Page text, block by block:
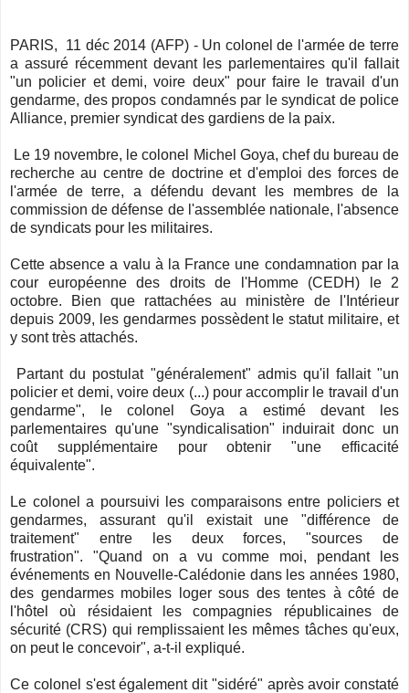
PARIS, 11 déc 2014 (AFP) - Un colonel de l'armée de terre
a assuré récemment devant les parlementaires qu'il fallait
"un policier et demi, voire deux" pour faire le travail d'un
gendarme, des propos condamnés par le syndicat de police
Alliance, premier syndicat des gardiens de la paix.
Le 19 novembre, le colonel Michel Goya, chef du bureau de
recherche au centre de doctrine et d'emploi des forces de
l'armée de terre, a défendu devant les membres de la
commission de défense de l'assemblée nationale, l'absence
de syndicats pour les militaires.
Cette absence a valu à la France une condamnation par la
cour européenne des droits de l'Homme (CEDH) le 2
octobre. Bien que rattachées au ministère de l'Intérieur
depuis 2009, les gendarmes possèdent le statut militaire, et
y sont très attachés.
Partant du postulat "généralement" admis qu'il fallait "un
policier et demi, voire deux (...) pour accomplir le travail d'un
gendarme", le colonel Goya a estimé devant les
parlementaires qu'une "syndicalisation" induirait donc un
coût supplémentaire pour obtenir "une efficacité
équivalente".
Le colonel a poursuivi les comparaisons entre policiers et
gendarmes, assurant qu'il existait une "différence de
traitement" entre les deux forces, "sources de
frustration". "Quand on a vu comme moi, pendant les
événements en Nouvelle-Calédonie dans les années 1980,
des gendarmes mobiles loger sous des tentes à côté de
l'hôtel où résidaient les compagnies républicaines de
sécurité (CRS) qui remplissaient les mêmes tâches qu'eux,
on peut le concevoir", a-t-il expliqué.
Ce colonel s'est également dit "sidéré" après avoir constaté